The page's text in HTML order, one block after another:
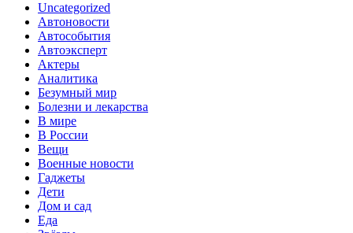
Uncategorized
Автоновости
Автособытия
Автоэксперт
Актеры
Аналитика
Безумный мир
Болезни и лекарства
В мире
В России
Вещи
Военные новости
Гаджеты
Дети
Дом и сад
Еда